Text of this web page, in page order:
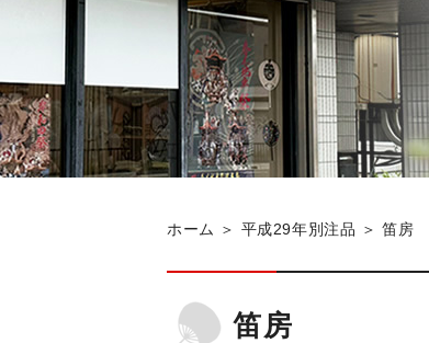
ホーム ＞ 平成29年別注品 ＞ 笛房
笛房